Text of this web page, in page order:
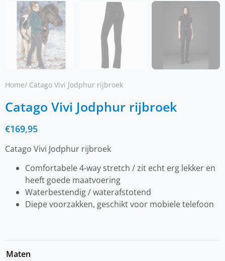
Home/ Catago Vivi Jodphur rijbroek
Catago Vivi Jodphur rijbroek
€169,95
Catago Vivi Jodphur rijbroek
Comfortabele 4-way stretch / zit echt erg lekker en
heeft goede maatvoering
Waterbestendig / waterafstotend
Diepe voorzakken, geschikt voor mobiele telefoon
Maten